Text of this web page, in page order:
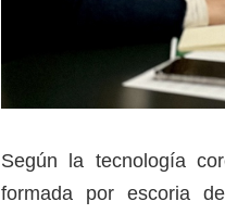
Según la tecnología
formada por escoria